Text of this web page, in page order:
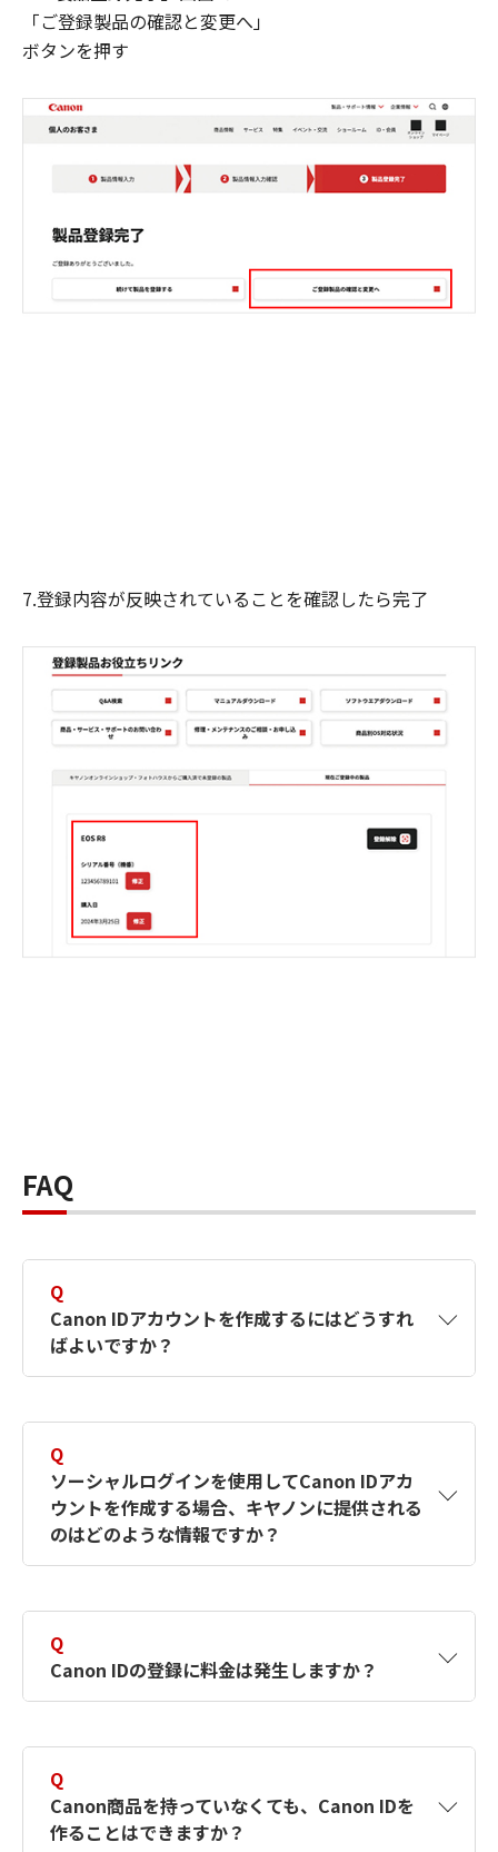
「ご登録製品の確認と変更へ」
ボタンを押す
7.登録内容が反映されていることを確認したら完了
FAQ
Q
Canon IDアカウントを作成するにはどうすれ
ばよいですか？
す。詳しい作成方法は【カメラ】Canon IDとは
何ですか？Canon IDの作成方法は？をご確認く
ださい。
Q
ソーシャルログインを使用してCanon IDアカ
ウントを作成する場合、キヤノンに提供される
のはどのような情報ですか？
択したサービスから取得します。アカウントを
簡単に作成できるように、この情報を使用して
Canon IDの登録フォームを入力します。
Q
Canon IDの登録に料金は発生しますか？
Q
Canon商品を持っていなくても、Canon IDを
作ることはできますか？